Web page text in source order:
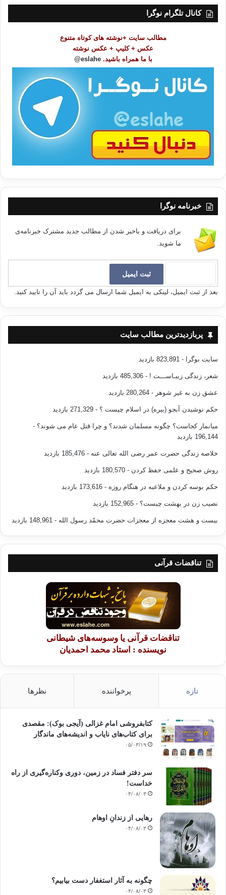
کانال تلگرام نوگرا
مطالب سایت +نوشته های کوتاه متنوع
عکس + کلیپ + عکس نوشته
با ما همراه باشید. eslahe@
خبرنامه نوگرا
برای دریافت و باخبر شدن از مطالب جدید مشترک خبرنامه‌ی
ما شوید.
بعد از ثبت ایمیل، لینکی به ایمیل شما ارسال می گردد باید آن را تایید کنید.
پربازدیدترین مطالب سایت
سایت نوگرا - 823,891 بازدید
شعر، زندگی زیبـاســـت ! - 485,306 بازدید
عشق زن به غیر شوهر - 280,264 بازدید
حکم نوشیدن آبجو (بیره) در اسلام چیست ؟ - 271,329 بازدید
میانمار کجاست؟ چگونه مسلمان شدند؟ و چرا قتل عام می شوند؟ -
196,144 بازدید
خلاصه زندگی حضرت عمر رضی الله تعالی عنه - 185,476 بازدید
روش صحیح و علمی حفظ کردن - 180,570 بازدید
حکم بوسه کردن و ملاعبه در هنگام روزه - 173,616 بازدید
نصیب زن در بهشت چیست؟ - 152,965 بازدید
بیست و هشت معجزه از معجزات حضرت محمّد رسول الله - 148,961 بازدید
تناقضات قرآنی
تناقضات قرآنی یا وسوسه‌های شیطانی
نویسنده : استاد محمد احمدیان
تازه پرخواننده نظرها
کتابفروشی امام غزالی (آیجی بوک): مقصدی
برای کتاب‌های نایاب و اندیشه‌های ماندگار
۰۵/۰۳/۱۹
سر دفتر فساد در زمین‌، دوری وکناره‌گیری از راه
خداست‌!
۰۴/۰۸/۰۳
رهایی از زندانِ اوهام
۰۴/۰۸/۰۳
چگونه به آثار استغفار دست بیابیم؟
۰۴/۰۸/۰۳